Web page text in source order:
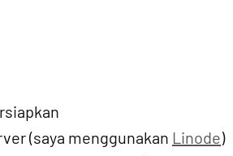
(saya menggunakan Linode)